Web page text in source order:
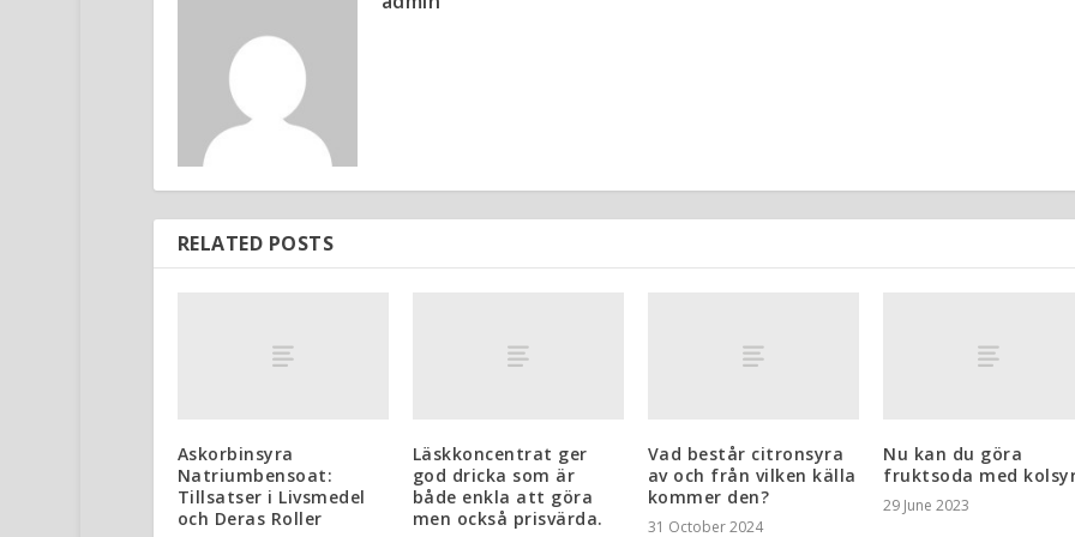
RELATED POSTS
Askorbinsyra
Natriumbensoat:
Tillsatser i Livsmedel
och Deras Roller
Läskkoncentrat ger
god dricka som är
både enkla att göra
men också prisvärda.
Vad består citronsyra
av och från vilken källa
kommer den?
31 October 2024
Nu kan du göra
fruktsoda med
29 June 2023